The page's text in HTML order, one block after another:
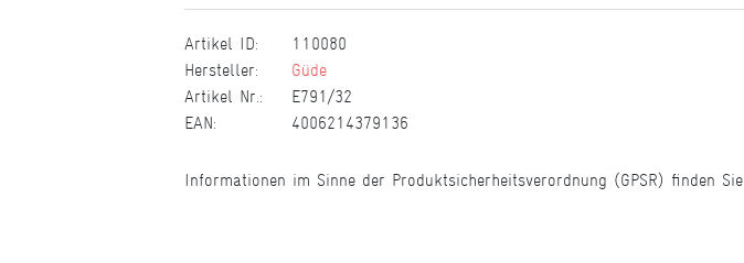
Artikel ID:
110080
Hersteller:
Güde
Artikel Nr.:
E791/32
EAN:
4006214379136
Informationen im Sinne der Produktsicherheitsverordnung (GPSR) finden Sie